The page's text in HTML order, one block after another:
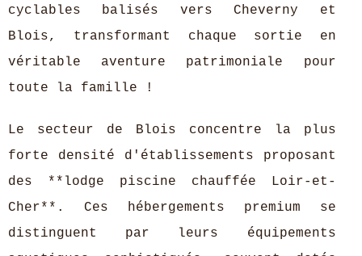
cyclables balisés vers Cheverny et
Blois, transformant chaque sortie en
véritable aventure patrimoniale pour
toute la famille !
Le secteur de Blois concentre la plus
forte densité d'établissements proposant
des **lodge piscine chauffée Loir-et-
Cher**. Ces hébergements premium se
distinguent par leurs équipements